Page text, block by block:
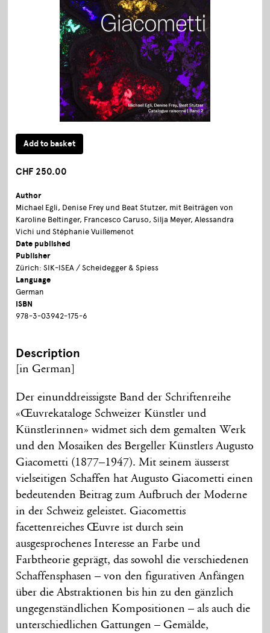
CHF 250.00
Author
Michael Egli, Denise Frey und Beat Stutzer, mit Beiträgen von
Karoline Beltinger, Francesco Caruso, Silja Meyer, Alessandra
Vichi und Stéphanie Vuillemenot
Date published
Publisher
Zürich: SIK-ISEA / Scheidegger & Spiess
Language
German
ISBN
978-3-03942-175-6
Description
[in German]
Der einunddreissigste Band der Schriftenreihe
«Œuvrekataloge Schweizer Künstler und
Künstlerinnen» widmet sich dem gemalten Werk
und den Mosaiken des Bergeller Künstlers Augusto
Giacometti (1877–1947). Mit seinem äusserst
vielseitigen Schaffen hat Augusto Giacometti einen
bedeutenden Beitrag zum Aufbruch der Moderne
in der Schweiz geleistet. Giacomettis
facettenreiches Œuvre ist durch sein
ausgesprochenes Interesse an Farbe und
Farbtheorie geprägt, das sowohl die verschiedenen
Schaffensphasen – von den figurativen Anfängen
über die Abstraktionen bis hin zu den gänzlich
ungegenständlichen Kompositionen – als auch die
unterschiedlichen Gattungen – Gemälde,